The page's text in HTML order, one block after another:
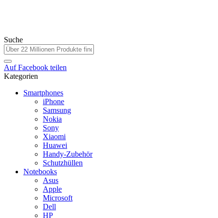
Suche
AufFacebook teilen
Kategorien
Smartphones
iPhone
Samsung
Nokia
Sony
Xiaomi
Huawei
Handy-Zubehör
Schutzhüllen
Notebooks
Asus
Apple
Microsoft
Dell
HP